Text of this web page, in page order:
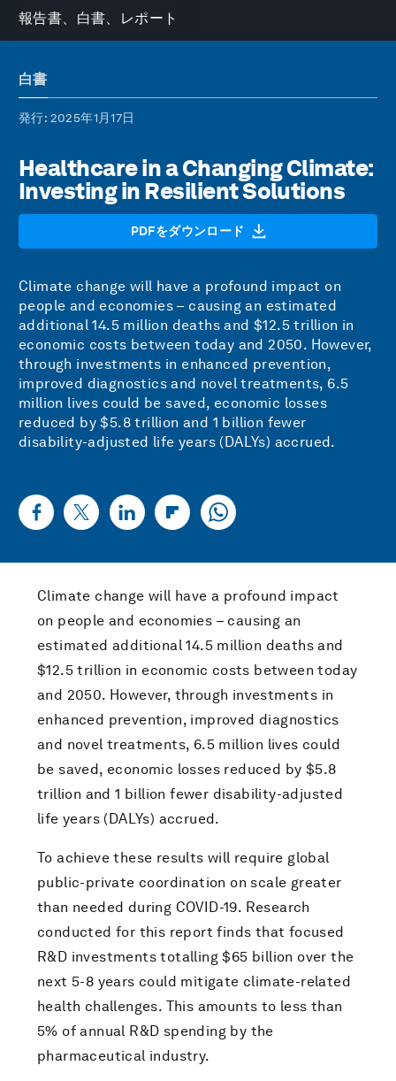
報告書、白書、レポート
白書
発行: 2025年1月17日
Healthcare in a Changing Climate:
Investing in Resilient Solutions
PDFをダウンロード
Climate change will have a profound impact on
people and economies – causing an estimated
additional 14.5 million deaths and $12.5 trillion in
economic costs between today and 2050. However,
through investments in enhanced prevention,
improved diagnostics and novel treatments, 6.5
million lives could be saved, economic losses
reduced by $5.8 trillion and 1 billion fewer
disability-adjusted life years (DALYs) accrued.
Climate change will have a profound impact
on people and economies – causing an
estimated additional 14.5 million deaths and
$12.5 trillion in economic costs between today
and 2050. However, through investments in
enhanced prevention, improved diagnostics
and novel treatments, 6.5 million lives could
be saved, economic losses reduced by $5.8
trillion and 1 billion fewer disability-adjusted
life years (DALYs) accrued.
To achieve these results will require global
public-private coordination on scale greater
than needed during COVID-19. Research
conducted for this report finds that focused
R&D investments totalling $65 billion over the
next 5-8 years could mitigate climate-related
health challenges. This amounts to less than
5% of annual R&D spending by the
pharmaceutical industry.